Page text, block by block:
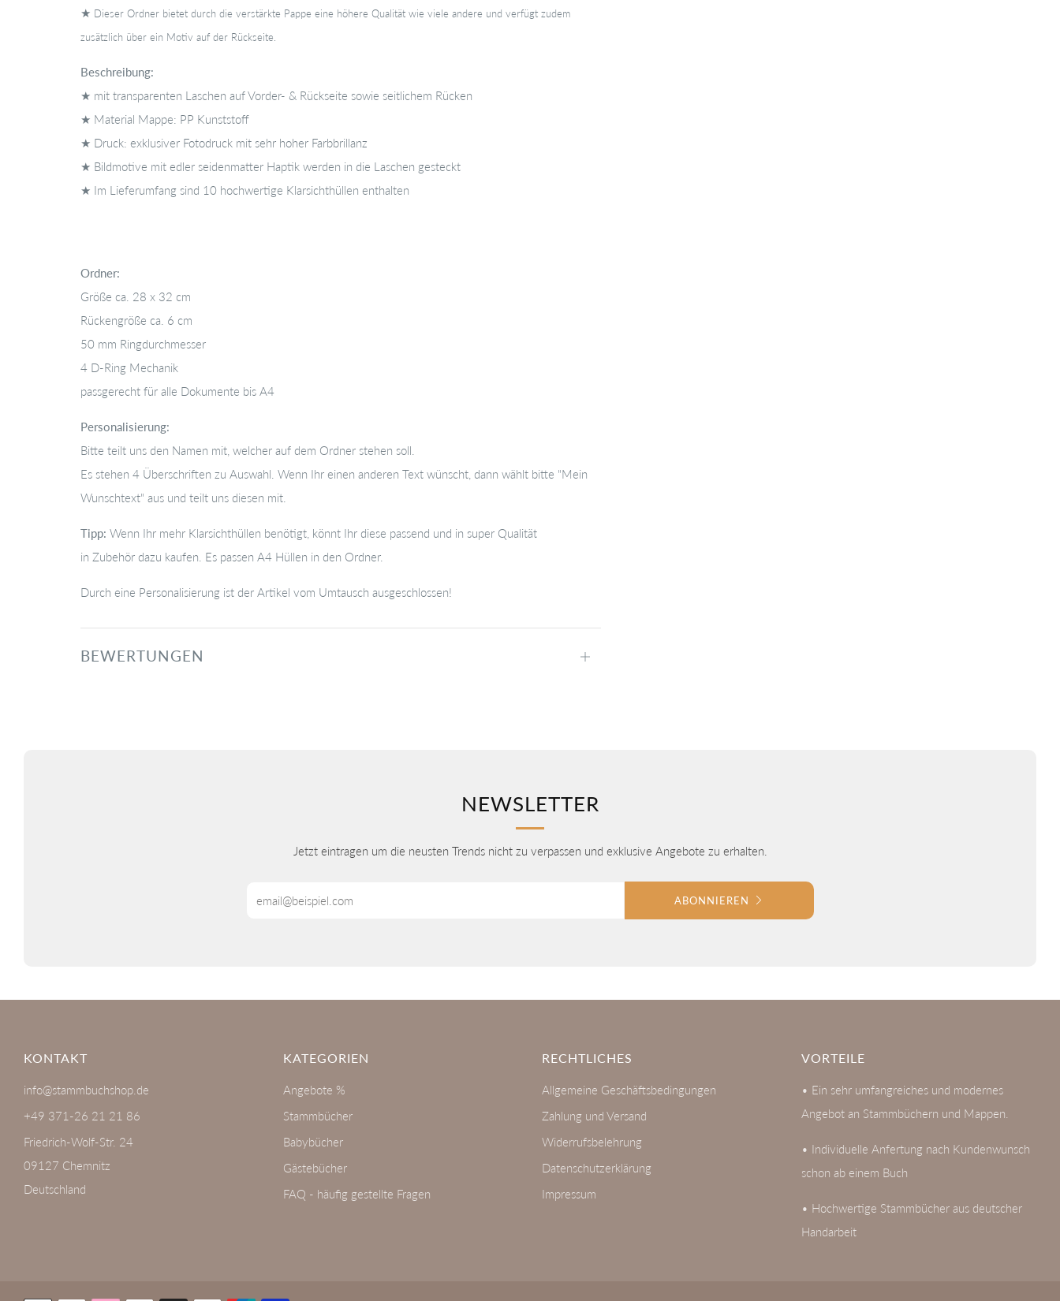
★ Dieser Ordner bietet durch die verstärkte Pappe eine höhere Qualität wie viele andere und verfügt zudem
zusätzlich über ein Motiv auf der Rückseite.
Beschreibung:
★ mit transparenten Laschen auf Vorder- & Rückseite sowie seitlichem Rücken
★ Material Mappe: PP Kunststoff
★ Druck: exklusiver Fotodruck mit sehr hoher Farbbrillanz
★ Bildmotive mit edler seidenmatter Haptik werden in die Laschen gesteckt
★ Im Lieferumfang sind 10 hochwertige Klarsichthüllen enthalten
Ordner:
Größe ca. 28 x 32 cm
Rückengröße ca. 6 cm
50 mm Ringdurchmesser
4 D-Ring Mechanik
passgerecht für alle Dokumente bis A4
Personalisierung:
Bitte teilt uns den Namen mit, welcher auf dem Ordner stehen soll.
Es stehen 4 Überschriften zu Auswahl. Wenn Ihr einen anderen Text wünscht, dann wählt bitte "Mein
Wunschtext" aus und teilt uns diesen mit.
Tipp: Wenn Ihr mehr Klarsichthüllen benötigt, könnt Ihr diese passend und in super Qualität
in Zubehör dazu kaufen. Es passen A4 Hüllen in den Ordner.
Durch eine Personalisierung ist der Artikel vom Umtausch ausgeschlossen!
BEWERTUNGEN Öffnen
NEWSLETTER
Jetzt eintragen um die neusten Trends nicht zu verpassen und exklusive Angebote zu erhalten.
ABONNIEREN
KONTAKT
info@stammbuchshop.de
+49 371-26 21 21 86
Friedrich-Wolf-Str. 24
09127 Chemnitz
Deutschland
KATEGORIEN
Angebote %
Stammbücher
Babybücher
Gästebücher
FAQ - häufig gestellte Fragen
RECHTLICHES
Allgemeine Geschäftsbedingungen
Zahlung und Versand
Widerrufsbelehrung
Datenschutzerklärung
Impressum
VORTEILE
• Ein sehr umfangreiches und modernes
Angebot an Stammbüchern und Mappen.
• Individuelle Anfertung nach Kundenwunsch
schon ab einem Buch
• Hochwertige Stammbücher aus deutscher
Handarbeit